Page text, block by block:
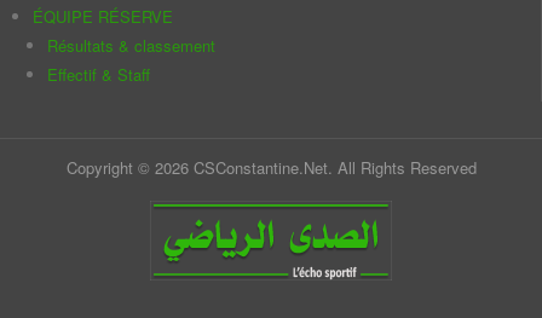
ÉQUIPE RÉSERVE
Résultats & classement
Effectif & Staff
Copyright © 2026 CSConstantine.Net. All Rights Reserved